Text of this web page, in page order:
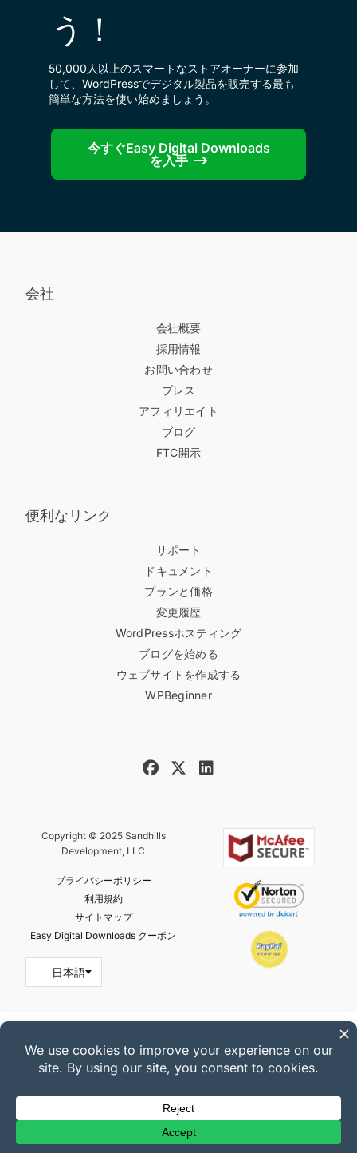
う！
50,000人以上のスマートなストアオーナーに参加
して、WordPressでデジタル製品を販売する最も
簡単な方法を使い始めましょう。
今すぐEasy Digital Downloads
を入手
会社
会社概要
採用情報
お問い合わせ
プレス
アフィリエイト
ブログ
FTC開示
便利なリンク
サポート
ドキュメント
プランと価格
変更履歴
WordPressホスティング
ブログを始める
ウェブサイトを作成する
WPBeginner
Copyright © 2025 Sandhills
Development, LLC
プライバシーポリシー
利用規約
サイトマップ
Easy Digital Downloads クーポン